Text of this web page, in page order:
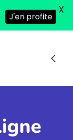
J'en profite
X